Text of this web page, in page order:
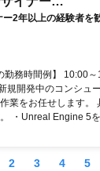
ー2年以上の経験者を
勤務時間例】 10:00
規開発中のコンシュ
業をお任せします。
・Unreal Engine 5
2 3 4 5